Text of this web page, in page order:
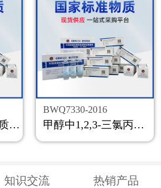
饼干中总膳食纤维质控样品
BWQ7330-2016
甲醇中1,2,3-三氯丙烷溶液标准物质
知识交流 热销产品